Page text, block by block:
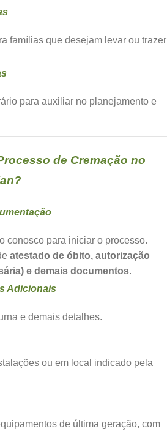
famílias que desejam levar ou trazer
para auxiliar no planejamento e
de Cremação no
conosco para iniciar o processo.
atestado de óbito, autorização
e demais documentos.
Adicionais
e demais detalhes.
ou em local indicado pela
de última geração, com